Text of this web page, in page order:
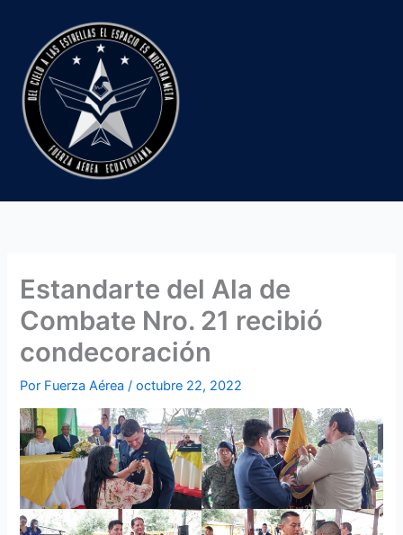
contenido
Estandarte del Ala de
Combate Nro. 21 recibió
condecoración
Por Fuerza Aérea/octubre 22, 2022